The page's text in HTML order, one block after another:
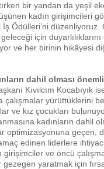
bir yandan da yeşil
kadın girişimcileri
İş Ödülleri’ni
için
ve her birinin hikâyesi
dahil olması
Kıvılcım Kocabıyık
yürüttüklerini
ve kız çocukları
kadınların dahil
optimizasyonuna geçen,
edinen liderlere
girişimciler ve öncü
yaratmak için